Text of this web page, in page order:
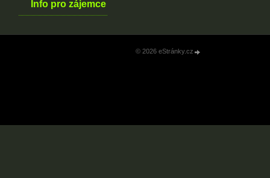
Info pro zájemce
© 2026 eStránky.cz